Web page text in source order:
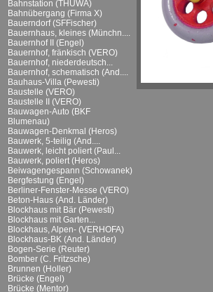
Bahnstation (THUWA)
Bahnübergang (Firma X)
Bauerndorf (SFFischer)
Bauernhaus, kleines (Münchn....
Bauernhof II (Engel)
Bauernhof, fränkisch (VERO)
Bauernhof, niederdeutsch...
Bauernhof, schematisch (And....
Bauhaus-Villa (Pewesti)
Baustelle (VERO)
Baustelle II (VERO)
Bauwagen-Auto (BKF
Blumenau)
Bauwagen-Denkmal (Heros)
Bauwerk, 5-teilig (And....
Bauwerk, leicht poliert (Paul...
Bauwerk, poliert (Heros)
Beiwagengespann (Schowanek)
Bergfestung (Engel)
Berliner-Fenster-Messe (VERO)
Beton-Haus (And. Länder)
Blockhaus mit Bär (Pewesti)
Blockhaus mit Garten...
Blockhaus, Alpen- (VERHOFA)
Blockhaus-BK (And. Länder)
Bogen-Serie (Reuter)
Bomber (C. Fritzsche)
Brunnen (Holler)
Brücke (Engel)
Brücke (Mentor)